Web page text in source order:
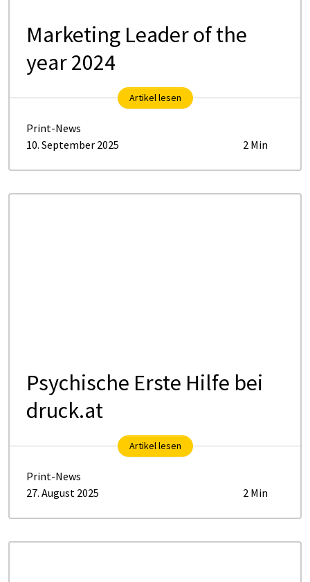
Marketing Leader of the
year 2024
Artikel lesen
Print-News
10. September 2025
2 Min
Psychische Erste Hilfe bei
druck.at
Artikel lesen
Print-News
27. August 2025
2 Min